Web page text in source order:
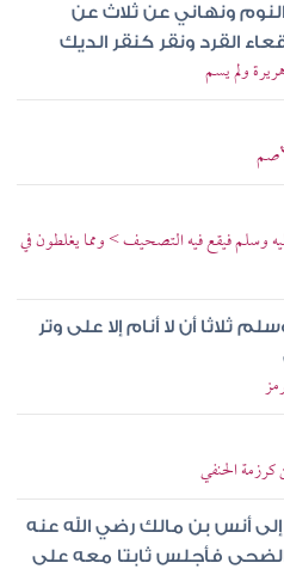
ونهاني عن ثلاث عن
القرد ونقر كنقر الديك
ولم يسم
وسلم فيقع فيه التصحيف > ومما يغلطون في
ثلاثا أن لا أنام إلا على وتر
الحنفي
أنس بن مالك رضي الله عنه
الضحى فأجلس ثابتا معه على